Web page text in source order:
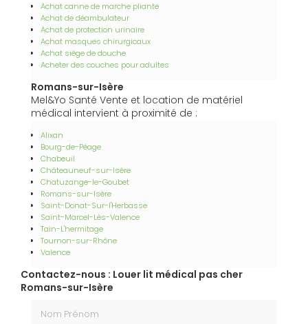
Achat canne de marche pliante
Achat de déambulateur
Achat de protection urinaire
Achat masques chirurgicaux
Achat siège de douche
Acheter des couches pour adultes
Romans-sur-Isère
Mel&Yo Santé Vente et location de matériel
médical intervient à proximité de :
Alixan
Bourg-de-Péage
Chabeuil
Châteauneuf-sur-Isère
Chatuzange-le-Goubet
Romans-sur-Isère
Saint-Donat-Sur-l'Herbasse
Saint-Marcel-Lès-Valence
Tain-L'hermitage
Tournon-sur-Rhône
Valence
Contactez-nous : Louer lit médical pas cher
Romans-sur-Isère